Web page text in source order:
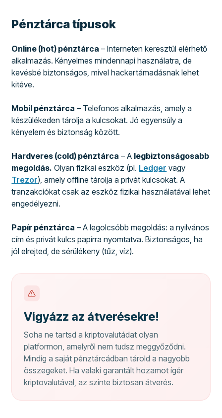
Pénztárca típusok
Online (hot) pénztárca – Interneten keresztül elérhető
alkalmazás. Kényelmes mindennapi használatra, de
kevésbé biztonságos, mivel hackertámadásnak lehet
kitéve.
Mobil pénztárca – Telefonos alkalmazás, amely a
készülékeden tárolja a kulcsokat. Jó egyensúly a
kényelem és biztonság között.
Hardveres (cold) pénztárca – A legbiztonságosabb
megoldás. Olyan fizikai eszköz (pl. Ledger vagy
Trezor), amely offline tárolja a privát kulcsokat. A
tranzakciókat csak az eszköz fizikai használatával lehet
engedélyezni.
Papír pénztárca – A legolcsóbb megoldás: a nyilvános
cím és privát kulcs papírra nyomtatva. Biztonságos, ha
jól elrejted, de sérülékeny (tűz, víz).
Vigyázz az átverésekre!
Soha ne tartsd a kriptovalutádat olyan
platformon, amelyről nem tudsz meggyőződni.
Mindig a saját pénztárcádban tárold a nagyobb
összegeket. Ha valaki garantált hozamot ígér
kriptovalutával, az szinte biztosan átverés.